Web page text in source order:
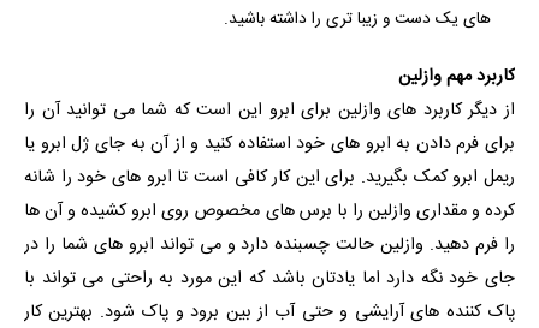
های یک دست و زیبا تری را داشته باشید.
کاربرد مهم وازلین
از دیگر کاربرد های وازلین برای ابرو این است که شما می توانید آن را
برای فرم دادن به ابرو های خود استفاده کنید و از آن به جای ژل ابرو یا
ریمل ابرو کمک بگیرید. برای این کار کافی است تا ابرو های خود را شانه
کرده و مقداری وازلین را با برس های مخصوص روی ابرو کشیده و آن ها
را فرم دهید. وازلین حالت چسبنده دارد و می تواند ابرو های شما را در
جای خود نگه دارد اما یادتان باشد که این مورد به راحتی می تواند با
پاک کننده های آرایشی و حتی آب از بین برود و پاک شود. بهترین کار